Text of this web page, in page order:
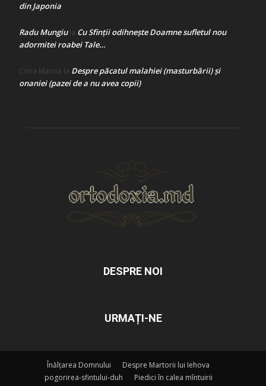
din Japonia
Radu Mungiula Cu Sfinții odihnește Doamne sufletul nou
adormitei roabei Tale…
Crina Marina la Despre păcatul malahiei (masturbării) şi
onaniei (pazei de a nu avea copii)
DESPRE NOI
URMAȚI-NE
Înălțarea Domnului
Despre Martorii lui Iehova
pogorirea-sfintului-duh
Piedici în calea mîntuirii